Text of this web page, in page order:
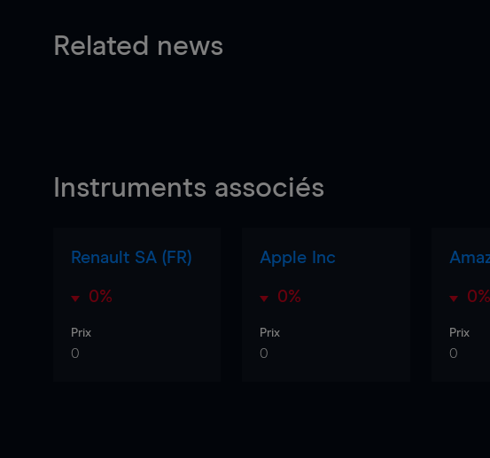
Related news
Instruments associés
Renault SA (FR)
0%
Prix
0
Apple Inc
0%
Prix
0
0%
Prix
0